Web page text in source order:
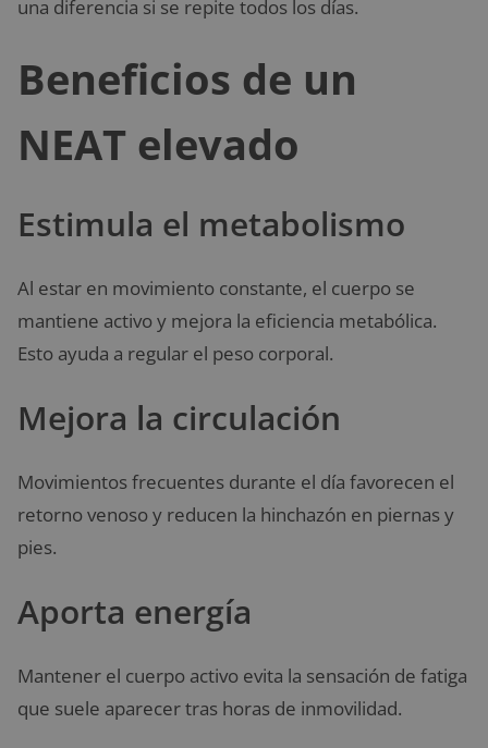
una diferencia si se repite todos los días.
Beneficios de un
NEAT elevado
Estimula el metabolismo
Al estar en movimiento constante, el cuerpo se
mantiene activo y mejora la eficiencia metabólica.
Esto ayuda a regular el peso corporal.
Mejora la circulación
Movimientos frecuentes durante el día favorecen el
retorno venoso y reducen la hinchazón en piernas y
pies.
Aporta energía
Mantener el cuerpo activo evita la sensación de fatiga
que suele aparecer tras horas de inmovilidad.